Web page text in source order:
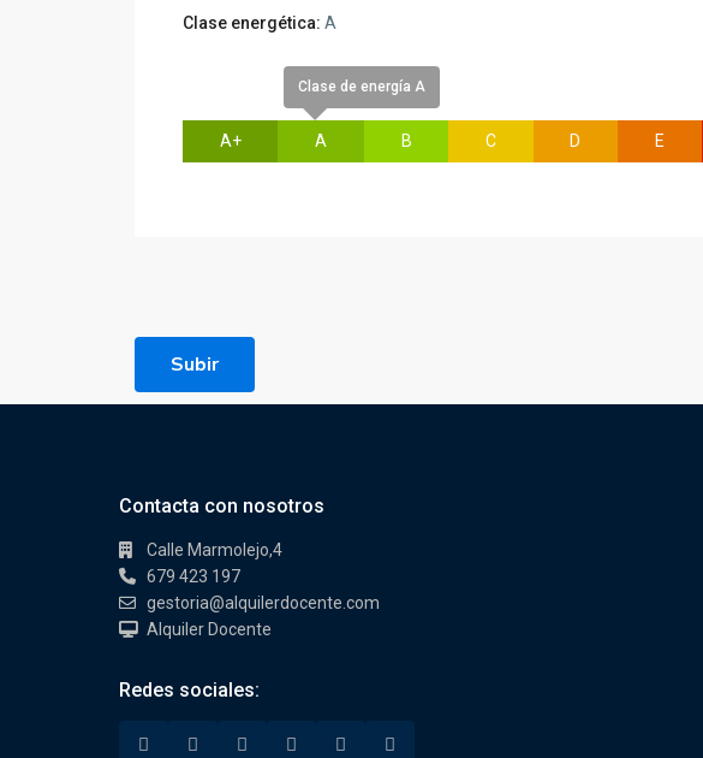
Clase energética: A
A+
Clase de energía A
A B C D E
Subir
Contacta con nosotros
Calle Marmolejo,4
679 423 197
gestoria@alquilerdocente.com
Alquiler Docente
Redes sociales: